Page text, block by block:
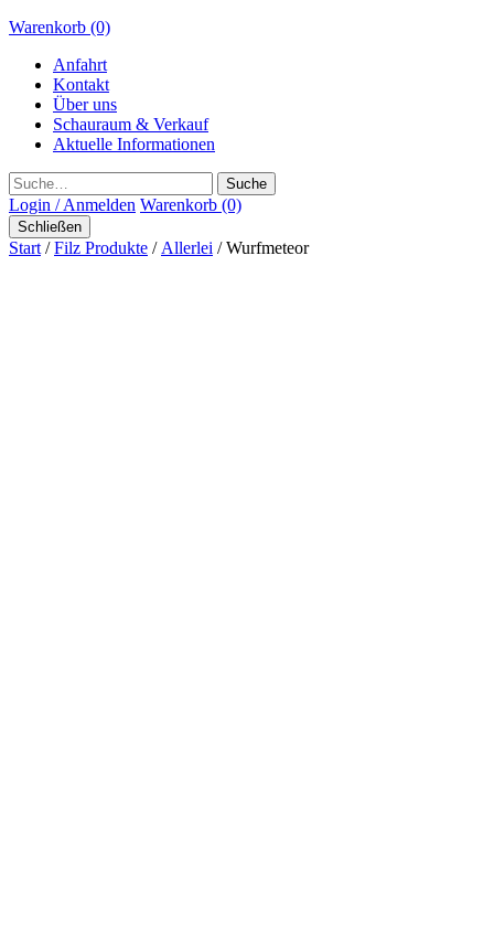
Warenkorb (0)
Anfahrt
Kontakt
Über uns
Schauraum & Verkauf
Aktuelle Informationen
Suche
Login / Anmelden Warenkorb (0)
Schließen
Start /Filz Produkte / Allerlei / Wurfmeteor